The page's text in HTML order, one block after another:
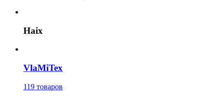
Haix
VlaMiTex
119 товаров